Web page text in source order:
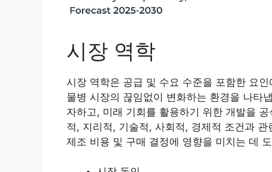
시장 역학
시장 역학은 공급 및 수요 수준을 포함한 요
물병 시장의 끊임없이 변화하는 환경을 나타
자하고, 미래 기회를 활용하기 위한 개발을
적, 지리적, 기술적, 사회적, 경제적 조건과
제조 비용 및 구매 결정에 영향을 미치는 데